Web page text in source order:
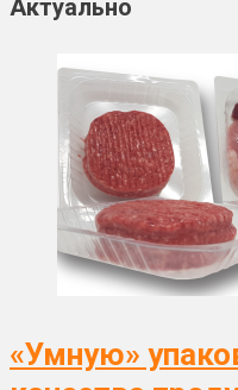
Актуально
«Умную»